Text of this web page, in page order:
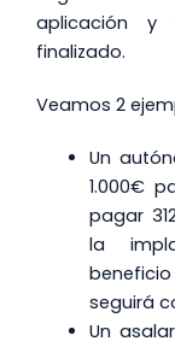
aplicación y
finalizado.
Veamos 2
Un
1.000€
pagar
la
seguirá
Un